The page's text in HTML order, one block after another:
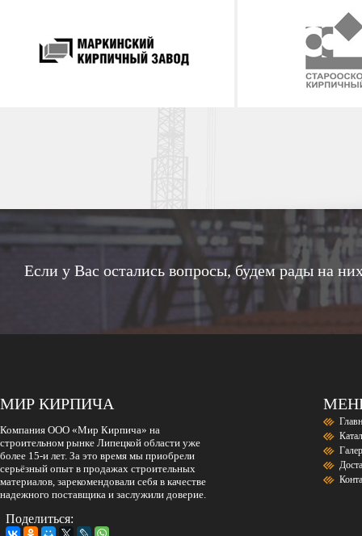
Если у Вас остались вопросы, будем рады на
МИР КИРПИЧА
Компания ООО «Мир Кирпича» на
строительном рынке Липецкой области уже
более 15-и лет. За это время мы приобрели
серьёзный опыт в продажах строительных
материалов, зарекомендовали себя в качестве
надежного поставщика и заслужили доверие.
Поделиться: